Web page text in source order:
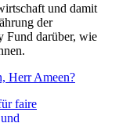
und damit
der
Fund darüber, wie
Herr Ameen?